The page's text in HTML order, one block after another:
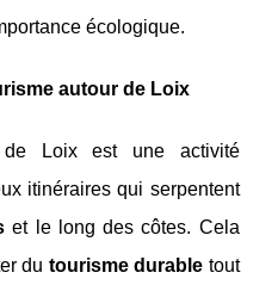
écologique.
autour de Loix
Loix est une activité
itinéraires qui serpentent
et le long des côtes. Cela
du tourisme durable tout